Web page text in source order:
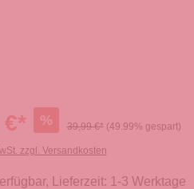
% 39,99 €* (49.99% gespart)
zzgl. Versandkosten
Lieferzeit: 1-3 Werktage